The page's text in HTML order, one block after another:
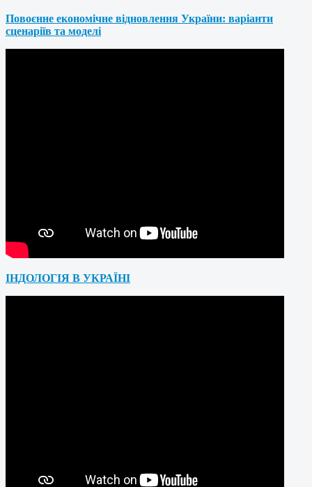
Повоєнне економічне відновлення України: варіанти
сценаріїв та моделі
ІНДОЛОГІЯ В УКРАЇНІ